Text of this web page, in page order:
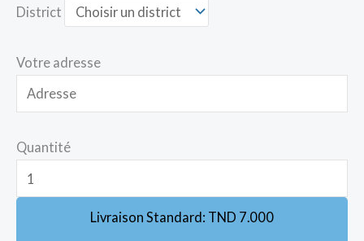
District
Votre adresse
Quantité
Livraison Standard: TND 7.000